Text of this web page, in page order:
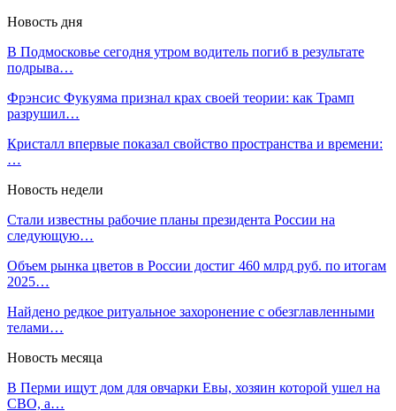
Новость дня
В Подмосковье сегодня утром водитель погиб в результате
подрыва…
Фрэнсис Фукуяма признал крах своей теории: как Трамп
разрушил…
Кристалл впервые показал свойство пространства и времени:
…
Новость недели
Стали известны рабочие планы президента России на
следующую…
Объем рынка цветов в России достиг 460 млрд руб. по итогам
2025…
Найдено редкое ритуальное захоронение с обезглавленными
телами…
Новость месяца
В Перми ищут дом для овчарки Евы, хозяин которой ушел на
СВО, а…